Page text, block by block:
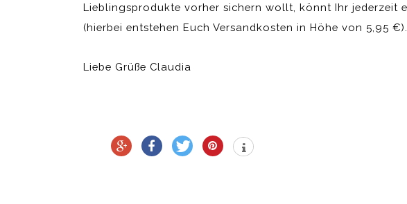
Lieblingsprodukte vorher sichern wollt, könnt Ihr jederzeit
(hierbei entstehen Euch Versandkosten in Höhe von 5,95 €).
Liebe Grüße Claudia